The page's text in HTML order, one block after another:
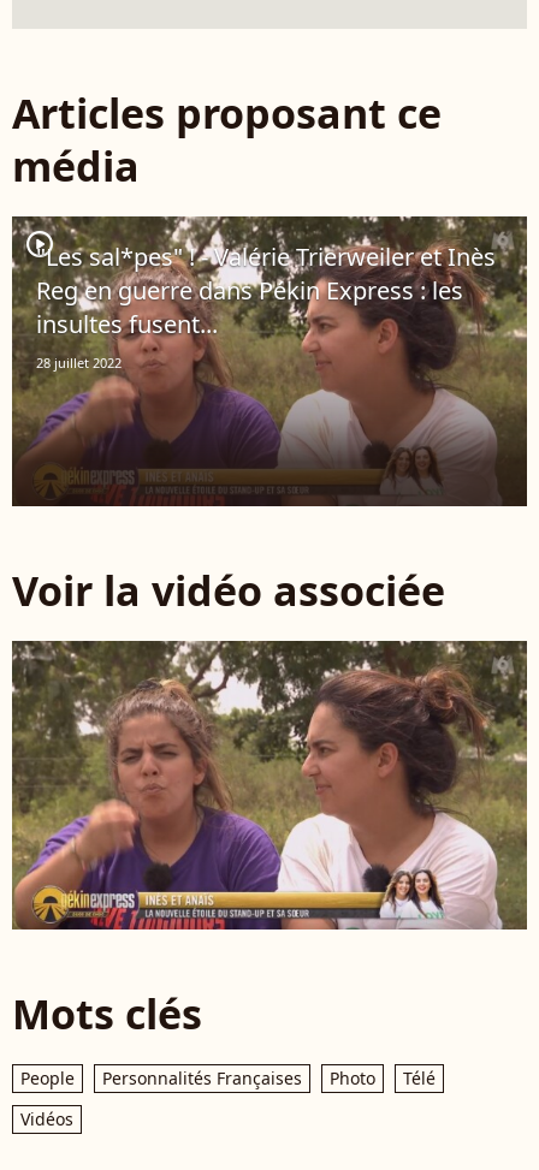
Articles proposant ce
média
player2
"Les sal*pes" ! - Valérie Trierweiler et Inès
Reg en guerre dans Pékin Express : les
insultes fusent...
28 juillet 2022
Voir la vidéo associée
Mots clés
People Personnalités Françaises Photo
Télé
Vidéos